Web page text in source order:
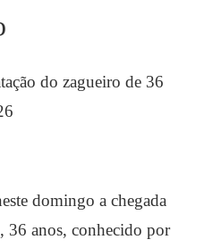
do zagueiro de 36
domingo a chegada
36 anos, conhecido por